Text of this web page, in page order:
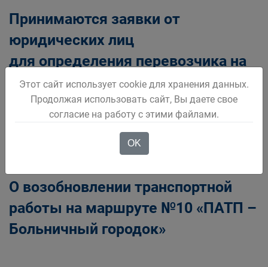
Принимаются заявки от
юридических лиц
для определения перевозчика на
оказание услуг по доставке угля
ветеранам угольной
промышленности
О возобновлении транспортной
работы на маршруте №10 «ПАТП –
Больничный городок»
Этот сайт использует cookie для хранения данных.
Продолжая использовать сайт, Вы даете свое
согласие на работу с этими файлами.
OK